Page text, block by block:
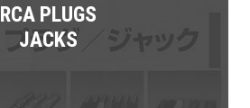
RCA PLUGS
JACKS